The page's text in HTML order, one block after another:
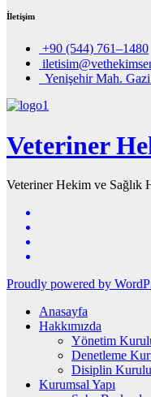
İletişim
+90 (544) 761–1480
Yenişehir Mah.
Veteriner
Veteriner Hekim ve Sağlık
Proudly powered by
Anasayfa
Hakkımızda
Yönetim
Denetleme
Disiplin Kurulu
Kurumsal Yapı